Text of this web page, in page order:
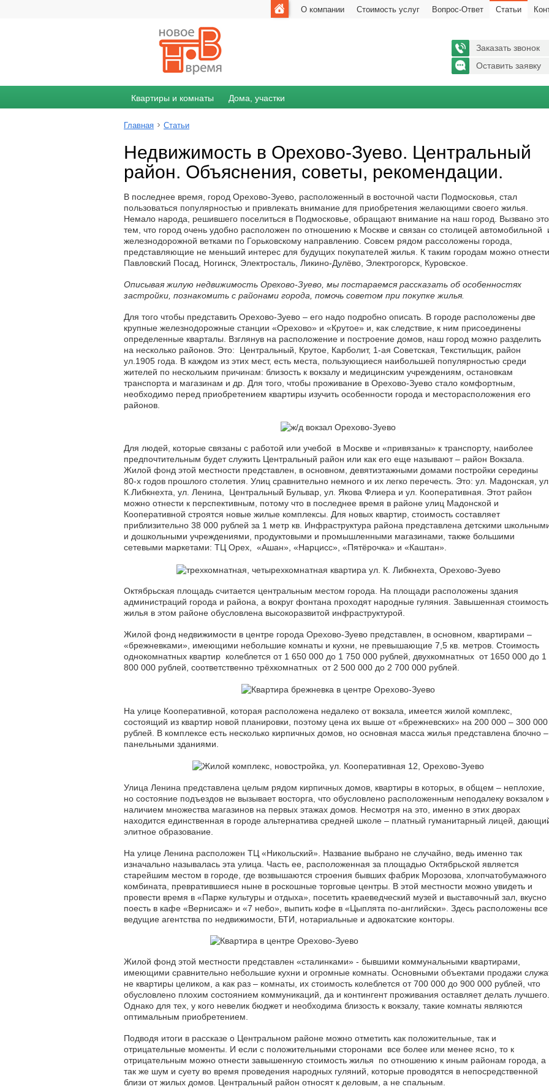
О компании Стоимость услуг Вопрос-Ответ Статьи
Заказать звонок
Оставить заявку
Квартиры и комнаты Дома, участки
Главная Статьи
Недвижимость в Орехово-Зуево. Центральный
район. Объяснения, советы, рекомендации.
В последнее время, город Орехово-Зуево, расположенный в восточной части Подмосковья, стал
пользоваться популярностью и привлекать внимание для приобретения желающими своего жилья.
Немало народа, решившего поселиться в Подмосковье, обращают внимание на наш город. Вызвано это
тем, что город очень удобно расположен по отношению к Москве и связан со столицей автомобильной
железнодорожной ветками по Горьковскому направлению. Совсем рядом рассоложены города,
представляющие не меньший интерес для будущих покупателей жилья. К таким городам можно
Павловский Посад, Ногинск, Электросталь, Ликино-Дулёво, Электрогорск, Куровское.
Описывая жилую недвижимость Орехово-Зуево, мы постараемся рассказать об особенностях
застройки, познакомить с районами города, помочь советом при покупке жилья.
Для того чтобы представить Орехово-Зуево – его надо подробно описать. В городе расположены две
крупные железнодорожные станции «Орехово» и «Крутое» и, как следствие, к ним присоединены
определенные кварталы. Взглянув на расположение и построение домов, наш город можно разделить
на несколько районов. Это: Центральный, Крутое, Карболит, 1-ая Советская, Текстильщик, район
ул.1905 года. В каждом из этих мест, есть места, пользующиеся наибольшей популярностью среди
жителей по нескольким причинам: близость к вокзалу и медицинским учреждениям, остановкам
транспорта и магазинам и др. Для того, чтобы проживание в Орехово-Зуево стало комфортным,
необходимо перед приобретением квартиры изучить особенности города и месторасположения его
районов.
Для людей, которые связаны с работой или учебой в Москве и «привязаны» к транспорту, наиболее
предпочтительным будет служить Центральный район или как его еще называют – район Вокзала.
Жилой фонд этой местности представлен, в основном, девятиэтажными домами постройки середины
80-х годов прошлого столетия. Улиц сравнительно немного и их легко перечесть. Это: ул. Мадонская,
К.Либкнехта, ул. Ленина, Центральный Бульвар, ул. Якова Флиера и ул. Кооперативная. Этот район
можно отнести к перспективным, потому что в последнее время в районе улиц Мадонской и
Кооперативной строятся новые жилые комплексы. Для новых квартир, стоимость составляет
приблизительно 38 000 рублей за 1 метр кв. Инфраструктура района представлена детскими
и дошкольными учреждениями, продуктовыми и промышленными магазинами, также большими
сетевыми маркетами: ТЦ Орех, «Ашан», «Нарцисс», «Пятёрочка» и «Каштан».
Октябрьская площадь считается центральным местом города. На площади расположены здания
администраций города и района, а вокруг фонтана проходят народные гуляния. Завышенная стоимость
жилья в этом районе обусловлена высокоразвитой инфраструктурой.
Жилой фонд недвижимости в центре города Орехово-Зуево представлен, в основном, квартирами –
«брежневками», имеющими небольшие комнаты и кухни, не превышающие 7,5 кв. метров. Стоимость
однокомнатных квартир колеблется от 1 650 000 до 1 750 000 рублей, двухкомнатных от 1650 000 до 1
800 000 рублей, соответственно трёхкомнатных от 2 500 000 до 2 700 000 рублей.
На улице Кооперативной, которая расположена недалеко от вокзала, имеется жилой комплекс,
состоящий из квартир новой планировки, поэтому цена их выше от «брежневских» на 200 000 – 300 000
рублей. В комплексе есть несколько кирпичных домов, но основная масса жилья представлена блочно –
панельными зданиями.
Улица Ленина представлена целым рядом кирпичных домов, квартиры в которых, в общем – неплохие,
но состояние подъездов не вызывает восторга, что обусловлено расположенным неподалеку вокзалом
наличием множества магазинов на первых этажах домов. Несмотря на это, именно в этих дворах
находится единственная в городе альтернатива средней школе – платный гуманитарный лицей,
элитное образование.
На улице Ленина расположен ТЦ «Никольский». Название выбрано не случайно, ведь именно так
изначально называлась эта улица. Часть ее, расположенная за площадью Октябрьской является
старейшим местом в городе, где возвышаются строения бывших фабрик Морозова, хлопчатобумажного
комбината, превратившиеся ныне в роскошные торговые центры. В этой местности можно увидеть и
провести время в «Парке культуры и отдыха», посетить краеведческий музей и выставочный зал, вкусно
поесть в кафе «Вернисаж» и «7 небо», выпить кофе в «Цыплята по-английски». Здесь расположены все
ведущие агентства по недвижимости, БТИ, нотариальные и адвокатские конторы.
Жилой фонд этой местности представлен «сталинками» - бывшими коммунальными квартирами,
имеющими сравнительно небольшие кухни и огромные комнаты. Основными объектами продажи
не квартиры целиком, а как раз – комнаты, их стоимость колеблется от 700 000 до 900 000 рублей, что
обусловлено плохим состоянием коммуникаций, да и контингент проживания оставляет делать лучшего.
Однако для тех, у кого невелик бюджет и необходима близость к вокзалу, такие комнаты являются
оптимальным приобретением.
Подводя итоги в рассказе о Центральном районе можно отметить как положительные, так и
отрицательные моменты. И если с положительными сторонами все более или менее ясно, то к
отрицательным можно отнести завышенную стоимость жилья по отношению к иным районам города, а
так же шум и суету во время проведения народных гуляний, которые проводятся в непосредственной
близи от жилых домов. Центральный район относят к деловым, а не спальным.